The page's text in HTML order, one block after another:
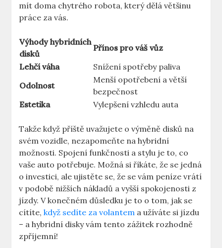
mít doma chytrého robota, ‌který dělá⁤ většinu
práce‍ za vás.
Výhody⁣ hybridních
disků
Přínos pro váš vůz
Lehčí váha
Snížení⁢ spotřeby paliva
Odolnost
Menší opotřebení​ a větší
bezpečnost
Estetika
Vylepšení ⁤vzhledu‌ auta
Takže když příště uvažujete⁣ o⁣ výměně disků na
⁤svém vozidle,‌ nezapomeňte ⁢na hybridní‌
možnosti. ‌Spojení funkčnosti ‍a stylu ​je to, co⁤
vaše auto‌ potřebuje. Možná‍ si říkáte, že se jedná
⁤o investici, ale ujistěte⁤ se, že se vám peníze vrátí
v podobě nižších nákladů a vyšší spokojenosti z
jízdy. V‌ konečném důsledku je to o tom, ⁣jak se
cítíte,‌když sedíte za volantem ‍a ‍užíváte si jízdu⁣
– a hybridní ⁤disky vám⁢ tento ​zážitek rozhodně ​
zpříjemní!